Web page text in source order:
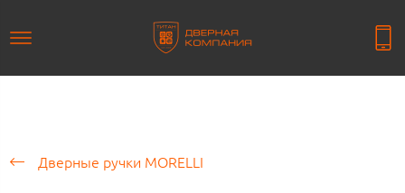
Дверные ручки MORELLI